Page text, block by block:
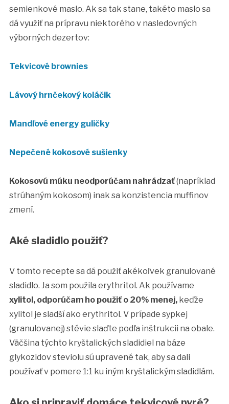
semienkové maslo. Ak sa tak stane, takéto maslo sa
dá využiť na prípravu niektorého v nasledovných
výborných dezertov:
Tekvicové brownies
Lávový hrnčekový koláčik
Mandľové energy guličky
Nepečené kokosové sušienky
Kokosovú múku neodporúčam nahrádzať(napríklad
strúhaným kokosom) inak sa konzistencia muffinov
zmení.
Aké sladidlo použiť?
V tomto recepte sa dá použiť akékoľvek granulované
sladidlo. Ja som použila erythritol. Ak používame
xylitol, odporúčam ho použiť o 20% menej, keďže
xylitol je sladší ako erythritol. V prípade sypkej
(granulovanej) stévie slaďte podľa inštrukcii na obale.
Väčšina týchto kryštalických sladidiel na báze
glykozidov steviolu sú upravené tak, aby sa dali
používať v pomere 1:1 ku iným kryštalickým sladidlám.